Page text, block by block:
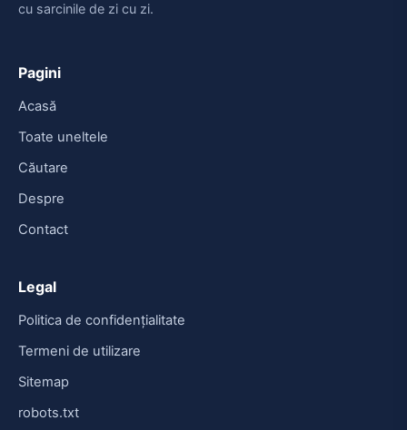
cu sarcinile de zi cu zi.
Pagini
Acasă
Toate uneltele
Căutare
Despre
Contact
Legal
Politica de confidențialitate
Termeni de utilizare
Sitemap
robots.txt